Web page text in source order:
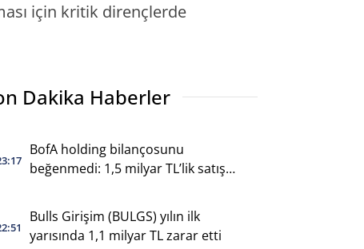
için kritik dirençlerde
Dakika Haberler
BofA holding bilançosunu
beğenmedi: 1,5 milyar TL’lik satış
Bulls Girişim (BULGS) yılın ilk
yarısında 1,1 milyar TL zarar etti